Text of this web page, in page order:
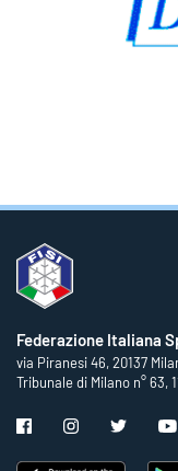
Federazione Italiana
via Piranesi 46, 20137
Tribunale di Milano n° 63,